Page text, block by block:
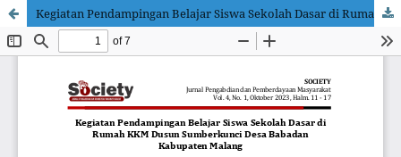
Kegiatan Pendampingan Belajar Siswa Sekolah Dasar di Rumah KKM Dusun Sumberkunci Desa Babadan Kabupaten Malang